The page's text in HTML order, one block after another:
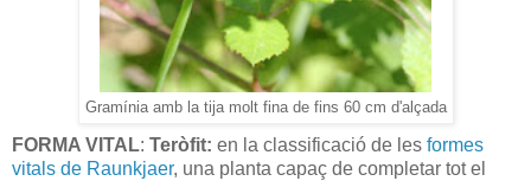
Gramínia amb la tija molt fina de fins 60 cm d'alçada
FORMA VITAL: Teròfit: en la classificació de les formes
vitals de Raunkjaer, una planta capaç de completar tot el